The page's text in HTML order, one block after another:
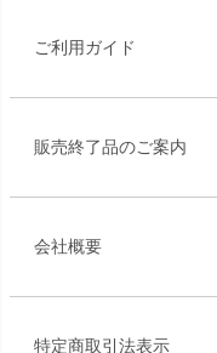
ご利用ガイド
販売終了品のご案内
会社概要
特定商取引法表示